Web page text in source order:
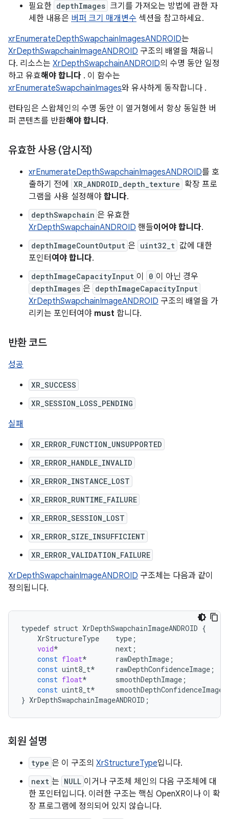
필요한 depthImages 크기를 가져오는 방법에 관한 자
세한 내용은 버퍼 크기 매개변수 섹션을 참고하세요.
xrEnumerateDepthSwapchainImagesANDROID는
XrDepthSwapchainImageANDROID 구조의 배열을 채웁니
다. 리소스는 XrDepthSwapchainANDROID의 수명 동안 일정
하고 유효해야 합니다 . 이 함수는
xrEnumerateSwapchainImages와 유사하게 동작합니다 .
런타임은 스왑체인의 수명 동안 이 열거형에서 항상 동일한 버
퍼 콘텐츠를 반환해야 합니다.
유효한 사용 (암시적)
xrEnumerateDepthSwapchainImagesANDROID를 호
출하기 전에
XR_ANDROID_depth_texture 확장 프로
그램을 사용 설정해야 합니다.
depthSwapchain 은 유효한
XrDepthSwapchainANDROID 핸들이어야 합니다.
depthImageCountOutput 은 uint32_t 값에 대한
포인터 여야 합니다.
depthImageCapacityInput 이 0 이 아닌 경우
depthImages 은 depthImageCapacityInput
XrDepthSwapchainImageANDROID 구조의 배열을 가
리키는 포인터여야 must 합니다.
반환 코드
성공
XR_SUCCESS
XR_SESSION_LOSS_PENDING
실패
XR_ERROR_FUNCTION_UNSUPPORTED
XR_ERROR_HANDLE_INVALID
XR_ERROR_INSTANCE_LOST
XR_ERROR_RUNTIME_FAILURE
XR_ERROR_SESSION_LOST
XR_ERROR_SIZE_INSUFFICIENT
XR_ERROR_VALIDATION_FAILURE
XrDepthSwapchainImageANDROID 구조체는 다음과 같이
정의됩니다.
typedef struct XrDepthSwapchainImageANDROID {
XrStructureType
type ;
void* next ;
const float* rawDepthImage ;
const uint8_t* rawDepthConfidenceImage ;
const float* smoothDepthImage ;
const uint8_t* smoothDepthConfidenceImage
} XrDepthSwapchainImageANDROID ;
회원 설명
type 은 이 구조의 XrStructureType입니다.
next 는 NULL 이거나 구조체 체인의 다음 구조체에 대
한 포인터입니다. 이러한 구조는 핵심 OpenXR이나 이 확
장 프로그램에 정의되어 있지 않습니다.